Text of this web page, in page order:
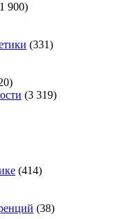
900)
(331)
(3 319)
(414)
(38)